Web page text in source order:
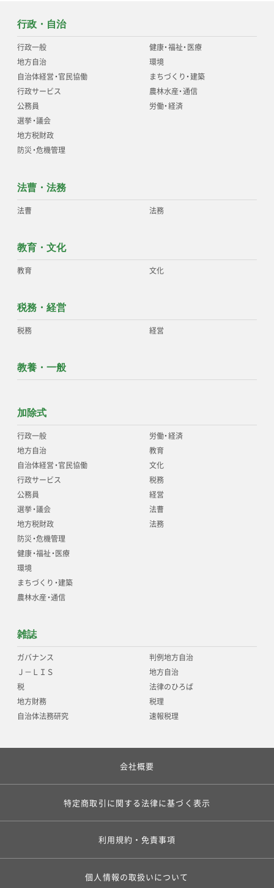
行政・自治
行政一般
地方自治
自治体経営・官民協働
行政サービス
公務員
選挙・議会
地方税財政
防災・危機管理
健康・福祉・医療
環境
まちづくり・建築
農林水産・通信
労働・経済
法曹・法務
法曹 法務
教育・文化
教育 文化
税務・経営
税務 経営
教養・一般
加除式
行政一般
地方自治
自治体経営・官民協働
行政サービス
公務員
選挙・議会
地方税財政
防災・危機管理
健康・福祉・医療
環境
まちづくり・建築
農林水産・通信
労働・経済
教育
文化
税務
経営
法曹
法務
雑誌
ガバナンス
Ｊ－ＬＩＳ
税
地方財務
自治体法務研究
判例地方自治
地方自治
法律のひろば
税理
速報税理
会社概要
特定商取引に関する法律に基づく表示
利用規約・免責事項
個人情報の取扱いについて